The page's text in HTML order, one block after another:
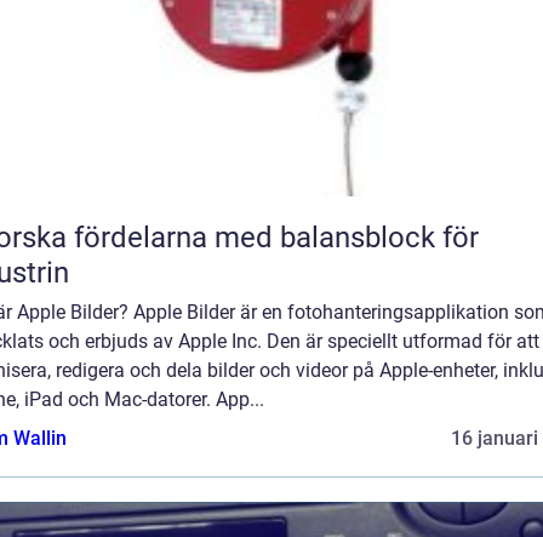
fördelarna med balansblock för
Apple Bilder? Apple Bilder är en fotohanteringsapplikation
och erbjuds av Apple Inc. Den är speciellt utformad för att
redigera och dela bilder och videor på Apple-enheter,
iPad och Mac-datorer. App...
Wallin
16 januari